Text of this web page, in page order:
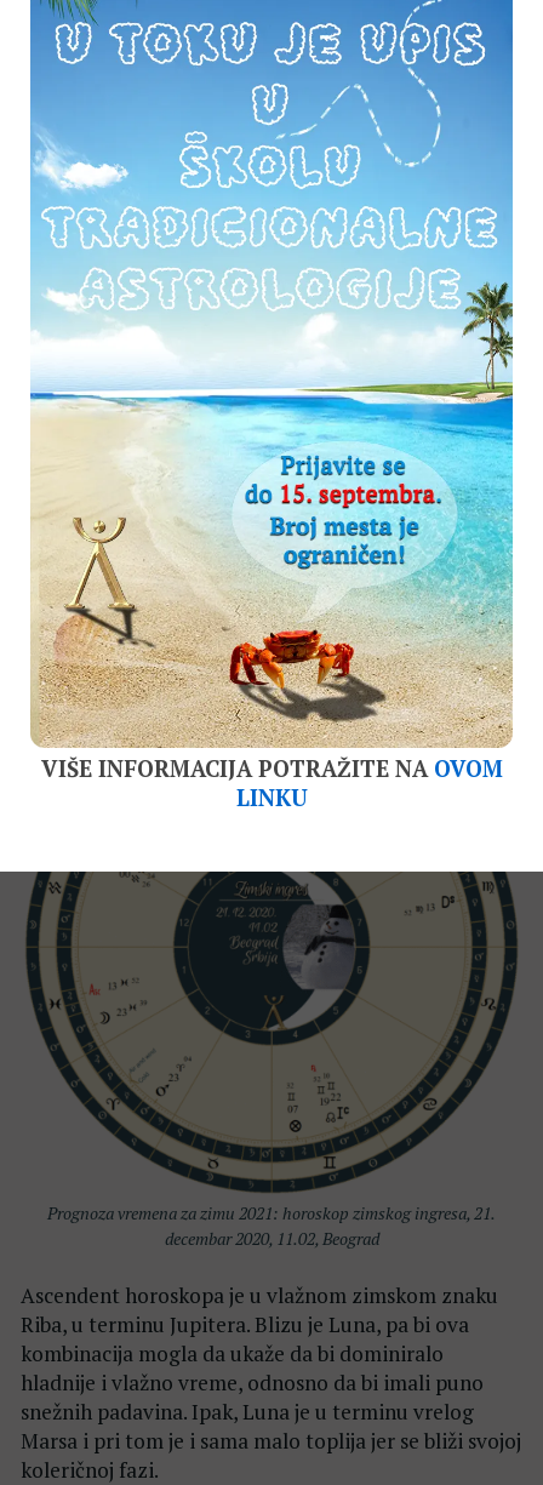
malo ispod proseka u prvim danima. Uglavnom bi
bilo suvo, povremeno uz nešto više oblačnosti. Takvo
vreme bi obeležilo gotovo čitavu dekadu. Poslednjih
dva dana pojačan vetar i toplije.
Dani koji su preostali do početka proleća mogli bi
proteći u još jednom zahlađenju sa padavinama i
pojačanim vetrom oko 12. marta, ponegde i u nižim
predelima sa snegom. U zapadnim predelima obilnije
padavine. Od 14. marta ponovo toplije, a naročito od
19. marta.
ASTROLOŠKI POKAZATELJI
Horoskop zimskog ingresa je jedan od onih u kom
planete deluju posvađano, kao da među njima nema
mnogo komunikacije. Skroman broj interakcija
planeta ukazuje da nećemo imati brze i nagle
promene vremena, i da će postojati tendencija da se
određene vremenske prilike zadrže duži niz dana.
Prognoza vremena za zimu 2021: horoskop zimskog ingresa, 21.
decembar 2020, 11.02, Beograd
Ascendent horoskopa je u vlažnom zimskom znaku
Riba, u terminu Jupitera. Blizu je Luna, pa bi ova
kombinacija mogla da ukaže da bi dominiralo
hladnije i vlažno vreme, odnosno da bi imali puno
snežnih padavina. Ipak, Luna je u terminu vrelog
Marsa i pri tom je i sama malo toplija jer se bliži svojoj
koleričnoj fazi.
VIŠE INFORMACIJA POTRAŽITE NA OVOM
LINKU